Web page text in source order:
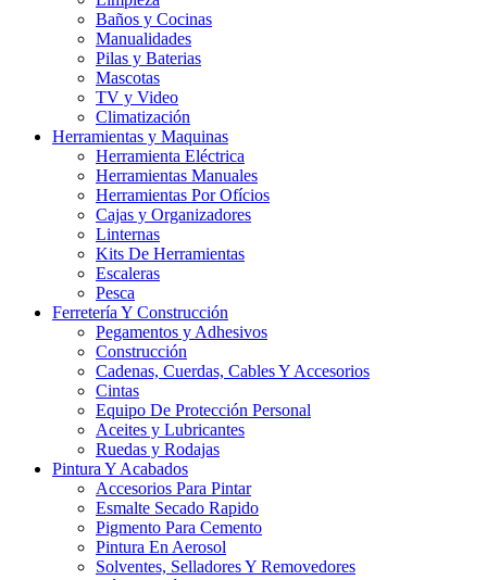
Baños y Cocinas
Manualidades
Pilas y Baterias
Mascotas
TV y Video
Climatización
Herramientas y Maquinas
Herramienta Eléctrica
Herramientas Manuales
Herramientas Por Ofícios
Cajas y Organizadores
Linternas
Kits De Herramientas
Escaleras
Pesca
Ferretería Y Construcción
Pegamentos y Adhesivos
Construcción
Cadenas, Cuerdas, Cables Y Accesorios
Cintas
Equipo De Protección Personal
Aceites y Lubricantes
Ruedas y Rodajas
Pintura Y Acabados
Accesorios Para Pintar
Esmalte Secado Rapido
Pigmento Para Cemento
Pintura En Aerosol
Solventes, Selladores Y Removedores